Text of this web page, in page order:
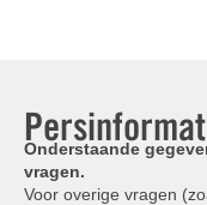
Onderstaande
vragen.
Voor overige vragen